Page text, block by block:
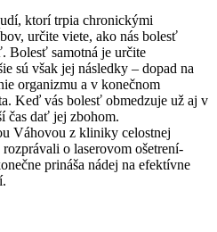
ktorí trpia chronickými
určite viete, ako nás bolesť
Bolesť samotná je určite
sú však jej následky – dopad na
organizmu a v konečnom
Keď vás bolesť obmedzuje už aj v
čas dať jej zbohom.
Váhovou z kliniky celostnej
o laserovom ošetrení-
prináša nádej na efektívne